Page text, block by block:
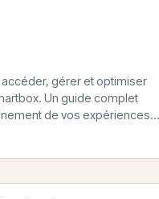
gérer et optimiser
Un guide complet
de vos expériences